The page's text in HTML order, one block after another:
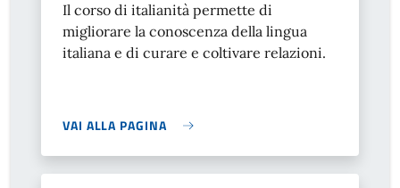
Il corso di italianità permette di
migliorare la conoscenza della lingua
italiana e di curare e coltivare relazioni.
VAI ALLA PAGINA